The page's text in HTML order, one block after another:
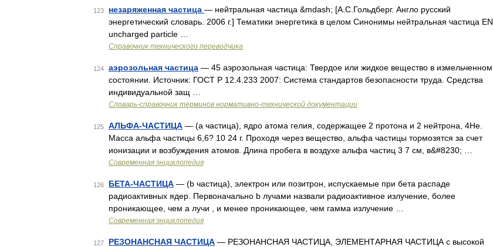
123 незаряженная частица — нейтральная частица &mdash; [А.С.Гольдберг. Англо русский
энергетический словарь. 2006 г.] Тематики энергетика в целом Синонимы нейтральная частица EN
uncharged particle …
Справочник технического переводчика
124 аэрозольная частица — 45 аэрозольная частица: Твердое или жидкое вещество в измельченном
состоянии. Источник: ГОСТ Р 12.4.233 2007: Система стандартов безопасности труда. Средства
индивидуальной защ …
Словарь-справочник терминов нормативно-технической документации
125 АЛЬФА-ЧАСТИЦА — (a частица), ядро атома гелия, содержащее 2 протона и 2 нейтрона, 4Не.
Масса альфа частицы 6,6? 10 24 г. Проходя через вещество, альфа частицы тормозятся за счет
ионизации и возбуждения атомов. Длина пробега в воздухе альфа частиц 3 7 см, в&#8230; …
Современная энциклопедия
126 БЕТА-ЧАСТИЦА — (b частица), электрон или позитрон, испускаемые при бета распаде
радиоактивных ядер. Первоначально b лучами назвали радиоактивное излучение, более
проникающее, чем a лучи , и менее проникающее, чем гамма излучение …
Современная энциклопедия
127 РЕЗОНАНСНАЯ ЧАСТИЦА — РЕЗОНАНСНАЯ ЧАСТИЦА, ЭЛЕМЕНТАРНАЯ ЧАСТИЦА с высокой